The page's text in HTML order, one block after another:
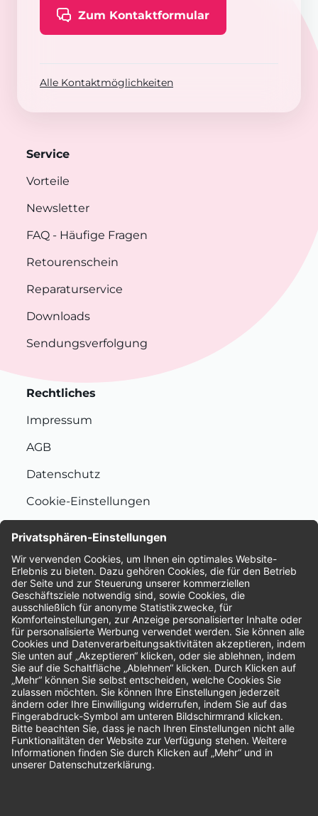
Zum Kontaktformular
Alle Kontaktmöglichkeiten
Service
Vorteile
Newsletter
FAQ - Häufige Fragen
Retourenschein
Reparaturservice
Downloads
Sendungsverfolgung
Rechtliches
Impressum
AGB
Datenschutz
Cookie-Einstellungen
Bewertungen